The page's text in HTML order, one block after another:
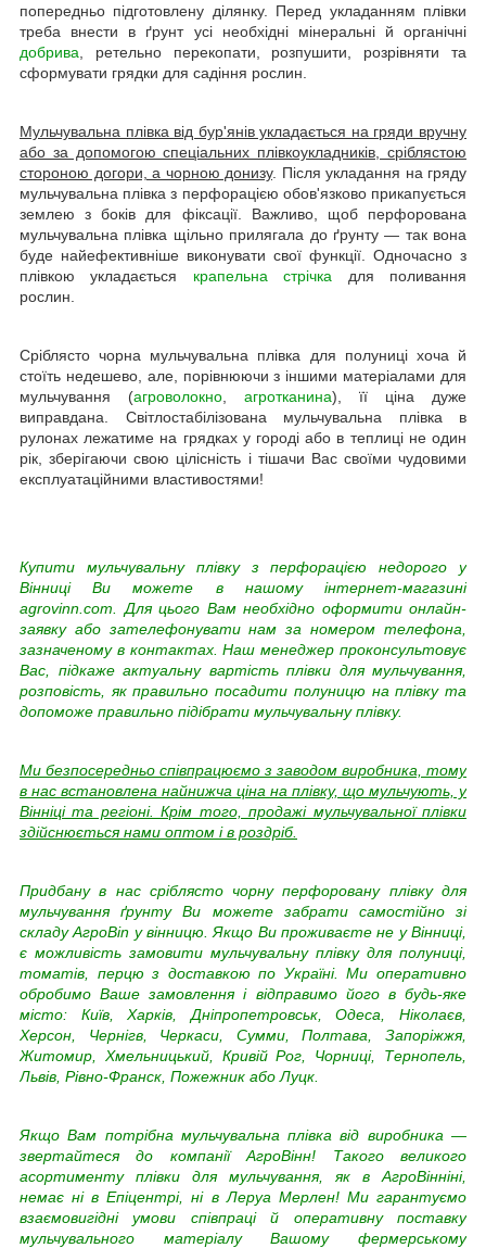
попередньо підготовлену ділянку. Перед укладанням плівки
треба внести в ґрунт усі необхідні мінеральні й органічні
добрива , ретельно перекопати, розпушити, розрівняти та
сформувати грядки для садіння рослин.
Мульчувальна плівка від бур'янів укладається на гряди вручну
або за допомогою спеціальних плівкоукладників, сріблястою
стороною догори, а чорною донизу. Після укладання на гряду
мульчувальна плівка з перфорацією обов'язково прикапується
землею з боків для фіксації. Важливо, щоб перфорована
мульчувальна плівка щільно прилягала до ґрунту — так вона
буде найефективніше виконувати свої функції. Одночасно з
плівкою укладається крапельна стрічка для поливання
рослин.
Сріблясто чорна мульчувальна плівка для полуниці хоча й
стоїть недешево, але, порівнюючи з іншими матеріалами для
мульчування (агроволокно агротканина), її ціна дуже
виправдана. Світлостабілізована мульчувальна плівка в
рулонах лежатиме на грядках у городі або в теплиці не один
рік, зберігаючи свою цілісність і тішачи Вас своїми чудовими
експлуатаційними властивостями!
Купити мульчувальну плівку з перфорацією недорого у
Вінниці Ви можете в нашому інтернет-магазині
agrovinn.com. Для цього Вам необхідно оформити онлайн-
заявку або зателефонувати нам за номером телефона,
зазначеному в контактах. Наш менеджер проконсультовує
Вас, підкаже актуальну вартість плівки для мульчування,
розповість, як правильно посадити полуницю на плівку та
допоможе правильно підібрати мульчувальну плівку.
Ми безпосередньо співпрацюємо з заводом виробника, тому
в нас встановлена найнижча ціна на плівку, що мульчують, у
Вінніці та регіоні. Крім того, продажі мульчувальної плівки
здійснюється нами оптом і в роздріб.
Придбану в нас сріблясто чорну перфоровану плівку для
мульчування ґрунту Ви можете забрати самостійно зі
складу АгроВin у вінницю. Якщо Ви проживаєте не у Вінниці,
є можливість замовити мульчувальну плівку для полуниці,
томатів, перцю з доставкою по Україні. Ми оперативно
обробимо Ваше замовлення і відправимо його в будь-яке
місто: Київ, Харків, Дніпропетровськ, Одеса, Ніколаєв,
Херсон, Чернігв, Черкаси, Сумми, Полтава, Запоріжжя,
Житомир, Хмельницький, Кривій Рог, Чорниці, Тернопель,
Львів, Рівно-Франск, Пожежник або Луцк.
Якщо Вам потрібна мульчувальна плівка від виробника —
звертайтеся до компанії АгроВінн! Такого великого
асортименту плівки для мульчування, як в АгроВінніні,
немає ні в Епіцентрі, ні в Леруа Мерлен! Ми гарантуємо
взаємовигідні умови співпраці й оперативну поставку
мульчувального матеріалу Вашому фермерському